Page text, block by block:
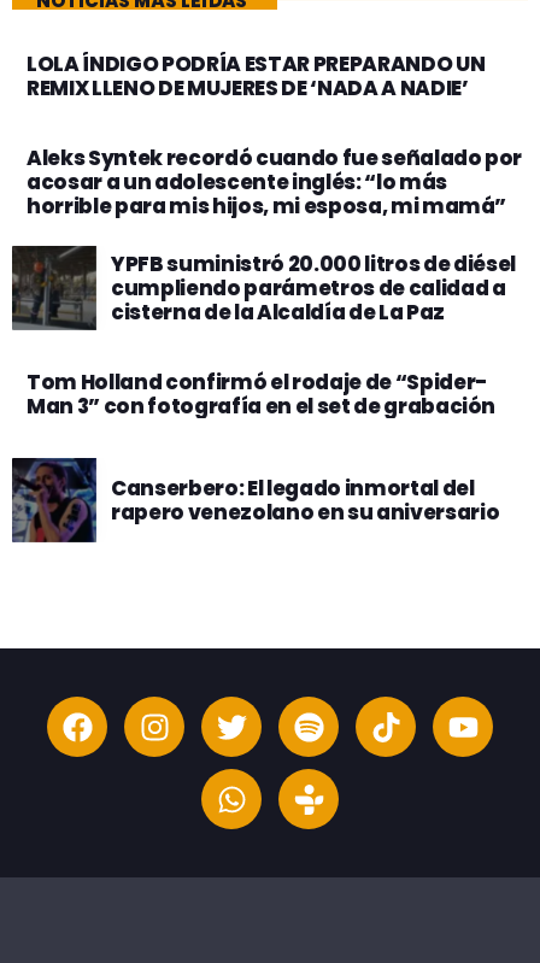
LOLA ÍNDIGO PODRÍA ESTAR PREPARANDO UN
REMIX LLENO DE MUJERES DE ‘NADA A NADIE’
Aleks Syntek recordó cuando fue señalado por
acosar a un adolescente inglés: “lo más
horrible para mis hijos, mi esposa, mi mamá”
YPFB suministró 20.000 litros de diésel
cumpliendo parámetros de calidad a
cisterna de la Alcaldía de La Paz
Tom Holland confirmó el rodaje de “Spider-
Man 3” con fotografía en el set de grabación
Canserbero: El legado inmortal del
rapero venezolano en su aniversario